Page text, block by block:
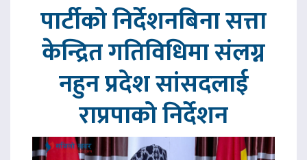
पार्टीको निर्देशनबिना सत्ता
केन्द्रित गतिविधिमा संलग्न
नहुन प्रदेश सांसदलाई
राप्रपाको निर्देशन